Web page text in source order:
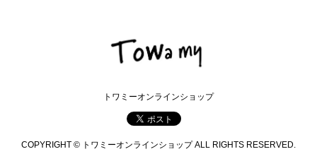
トワミーオンラインショップ
COPYRIGHT © トワミーオンラインショップ ALL RIGHTS RESERVED.